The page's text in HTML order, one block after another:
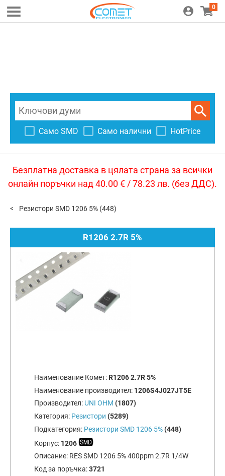
0
Само SMD Само налични HotPrice
Безплатна доставка в цялата страна за всички
онлайн поръчки над 40.00 € / 78.23 лв. (без ДДС).
Резистори SMD 1206 5% (448)
R1206 2.7R 5%
Наименование Комет: R1206 2.7R 5%
Наименование производител: 1206S4J027JT5E
Производител: UNI OHM (1807)
Категория: Резистори (5289)
Подкатегория: Резистори SMD 1206 5% (448)
Корпус: 1206
Описание: RES SMD 1206 5% 400ppm 2.7R 1/4W
Код за поръчка:3721